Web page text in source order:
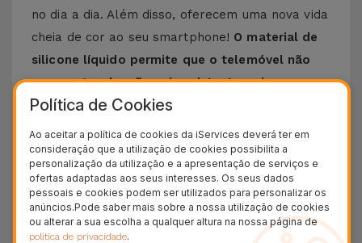
no dia a dia. Além disso, oferecem uma nova vida
cheia de cor ao seu smartphone! O material de
silicone líquido permite que o telemóvel não
escorregue da mão e é resistente a riscos.
Esta Capa é compatível com os modelos
15
, 14, 13, 12 entre outros bem como os mais
recentes modelos da Apple, oiPhone 16e
iPhone 17.
Proteção de 3 camadas com as Capas
Silicone
Política de Cookies
Ao aceitar a política de cookies da iServices deverá ter em
consideração que a utilização de cookies possibilita a
personalização da utilização e a apresentação de serviços e
ofertas adaptadas aos seus interesses. Os seus dados
pessoais e cookies podem ser utilizados para personalizar os
anúncios.Pode saber mais sobre a nossa utilização de cookies
ou alterar a sua escolha a qualquer altura na nossa página de
política de privacidade.